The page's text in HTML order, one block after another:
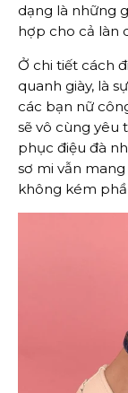
dạng là những
hợp cho cả làn
Ở chi tiết cách
quanh giày, là
các bạn nữ
sẽ vô cùng yêu
phục điệu đà
sơ mi vẫn
không kém